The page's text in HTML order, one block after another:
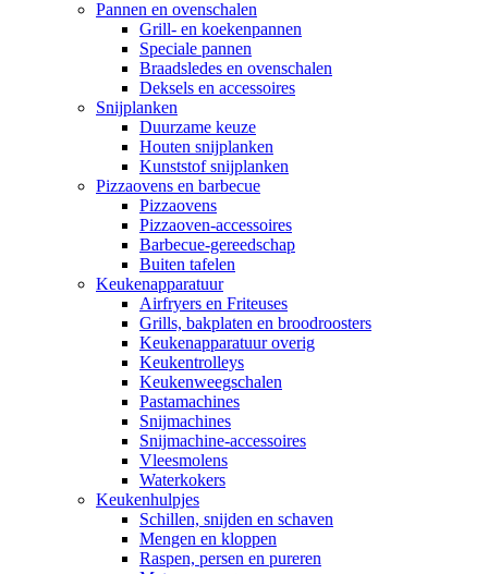
Pannen en ovenschalen
Grill- en koekenpannen
Speciale pannen
Braadsledes en ovenschalen
Deksels en accessoires
Snijplanken
Duurzame keuze
Houten snijplanken
Kunststof snijplanken
Pizzaovens en barbecue
Pizzaovens
Pizzaoven-accessoires
Barbecue-gereedschap
Buiten tafelen
Keukenapparatuur
Airfryers en Friteuses
Grills, bakplaten en broodroosters
Keukenapparatuur overig
Keukentrolleys
Keukenweegschalen
Pastamachines
Snijmachines
Snijmachine-accessoires
Vleesmolens
Waterkokers
Keukenhulpjes
Schillen, snijden en schaven
Mengen en kloppen
Raspen, persen en pureren